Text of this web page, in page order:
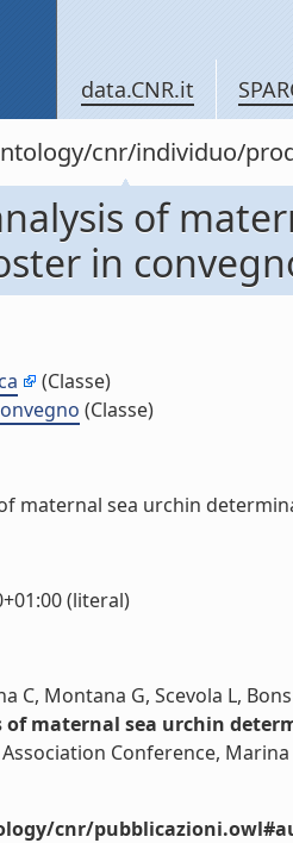
data.CNR.it
cnr/individuo/
of
in
(Classe)
(Classe)
maternal sea urchin
(literal)
C, Montana G, Scevola L,
of maternal sea urchin
Conference, Marina
cnr/